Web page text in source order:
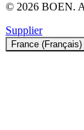
© 2026 BOEN.
Supplier
France (Français)